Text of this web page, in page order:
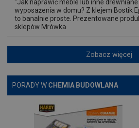
"Jak naprawić meble lub inne
wyposażenia w domu? Z klejem Bostik
to banalnie proste. Prezentowane
sklepów Mrówka.
Zobacz więcej
PORADY W CHEMIA BUDOWLANA